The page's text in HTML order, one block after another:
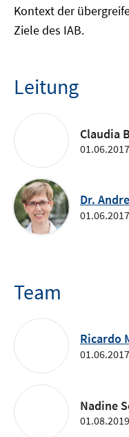
Kontext der
Ziele des IAB.
Leitung
Claudia
Dr.
Team
Ricardo
Nadine